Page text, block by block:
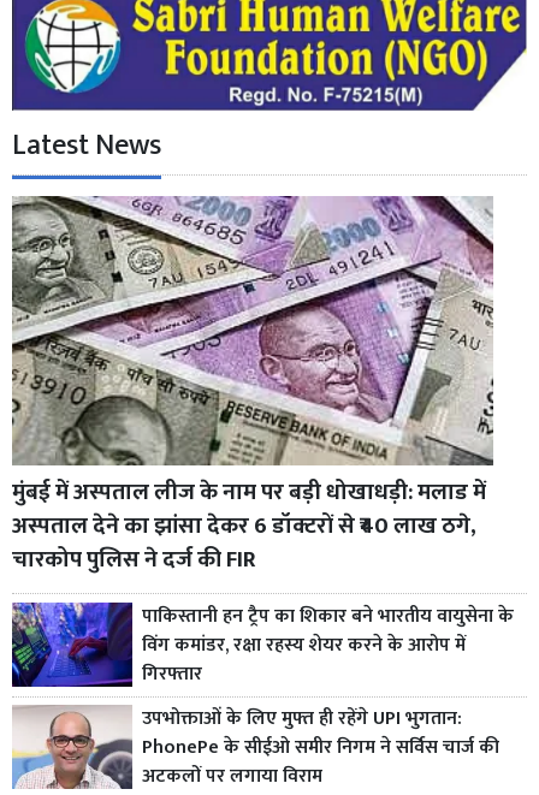
Latest News
मुंबई में अस्पताल लीज के नाम पर बड़ी धोखाधड़ी: मलाड में
अस्पताल देने का झांसा देकर 6 डॉक्टरों से ₹40 लाख ठगे,
चारकोप पुलिस ने दर्ज की FIR
पाकिस्तानी हन ट्रैप का शिकार बने भारतीय वायुसेना के
विंग कमांडर, रक्षा रहस्य शेयर करने के आरोप में
गिरफ्तार
उपभोक्ताओं के लिए मुफ्त ही रहेंगे UPI भुगतान:
PhonePe के सीईओ समीर निगम ने सर्विस चार्ज की
अटकलों पर लगाया विराम